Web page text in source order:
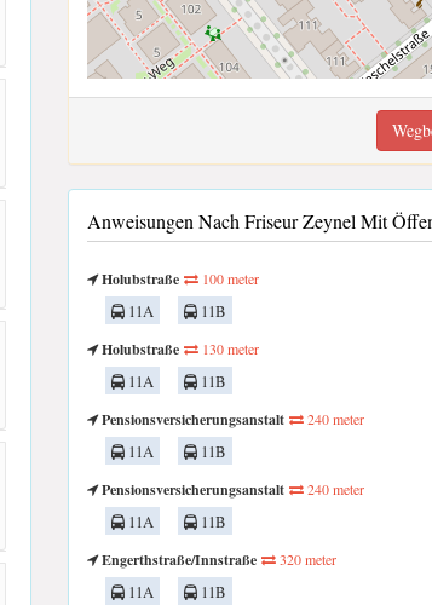
Anweisungen Nach Friseur Zeynel Mit
Holubstraße 100 meter
11A
11B
Holubstraße
130 meter
11A
11B
Pensionsversicherungsanstalt
240 meter
11A
11B
Pensionsversicherungsanstalt
240 meter
11A
11B
Engerthstraße/Innstraße
320 meter
11A 11B